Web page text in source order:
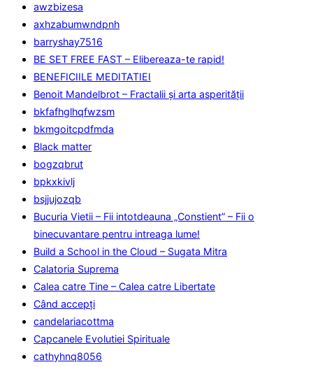
awzbizesa
axhzabumwndpnh
barryshay7516
BE SET FREE FAST – Elibereaza-te rapid!
BENEFICIILE MEDITATIEI
Benoit Mandelbrot – Fractalii și arta asperității
bkfafhglhqfwzsm
bkmgoitcpdfmda
Black matter
bogzqbrut
bpkxkivlj
bsjjujozqb
Bucuria Vietii – Fii intotdeauna „Constient” – Fii o
binecuvantare pentru intreaga lume!
Build a School in the Cloud – Sugata Mitra
Calatoria Suprema
Calea catre Tine – Calea catre Libertate
Când accepţi
candelariacottma
Capcanele Evolutiei Spirituale
cathyhnq8056